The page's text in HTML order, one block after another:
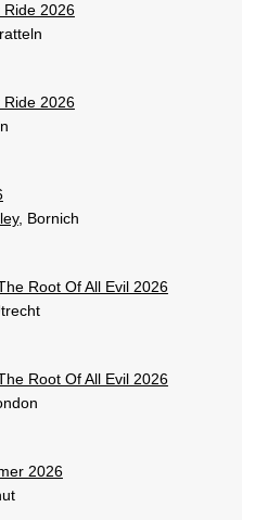
Ride 2026
Ride 2026
, Bornich
Root Of All Evil 2026
Root Of All Evil 2026
2026